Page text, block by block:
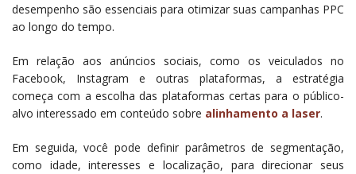
desempenho são essenciais para otimizar suas campanhas PPC
ao longo do tempo.
Em relação aos anúncios sociais, como os veiculados no
Facebook, Instagram e outras plataformas, a estratégia
começa com a escolha das plataformas certas para o público-
alvo interessado em conteúdo sobre alinhamento a laser.
Em seguida, você pode definir parâmetros de segmentação,
como idade, interesses e localização, para direcionar seus